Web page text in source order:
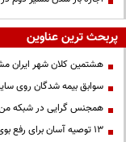
پربحث ترین عناوین
هشتمین کلان شهر
سوابق بیمه شدگان روی
همجنس گرایی در شبکه
13 توصیه آسان برای رفع بوی بد دهان